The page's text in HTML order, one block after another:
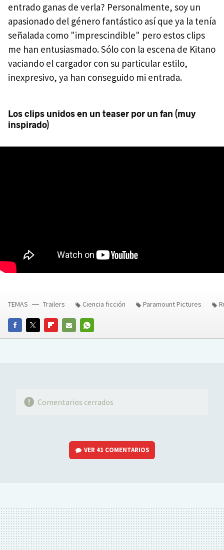
entrado ganas de verla? Personalmente, soy un
apasionado del género fantástico así que ya la tenía
señalada como "imprescindible" pero estos clips
me han entusiasmado. Sólo con la escena de Kitano
vaciando el cargador con su particular estilo,
inexpresivo, ya han conseguido mi entrada.
Los clips unidos en un teaser por un fan (muy
inspirado)
FACEBOOKTWITTERFLIPBOARD
E-
WHATSAPP
TEMAS Trailers Ciencia ficción Paramount Pictures
Comentarios cerrados
VER 41 COMENTARIOS